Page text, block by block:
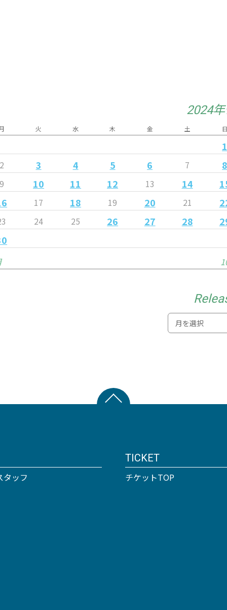
2024
火 水 木 金 土 日
1
3 4 5 6 7 8
10 11 12 13 14
17 18 19 20 21
24 25 26 27 28
タッフ
TICKET
チケットTOP